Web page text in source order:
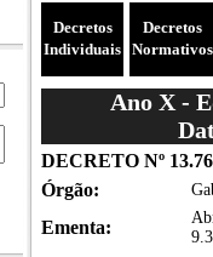
Decretos
Individuais
Decretos
Normativos
Ano X -
DECRETO Nº
Órgão:
Ementa: